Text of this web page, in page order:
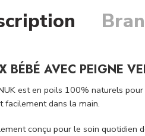
BÉBÉ AVEC PEIGNE
est en poils 100% naturels
facilement dans la main.
conçu pour le soin